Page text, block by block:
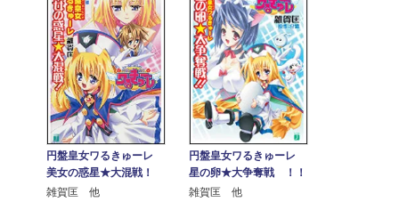
円盤皇女ワるきゅーレ
美女の惑星★大混戦！
雑賀匡 他
円盤皇女ワるきゅーレ
星の卵★大争奪戦 ！！
雑賀匡 他